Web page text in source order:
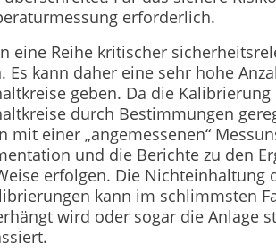
erforderlich.
eine Reihe kritischer
Es kann daher eine sehr hohe
geben. Da die
durch Bestimmungen
mit einer „angemessenen“
und die Berichte zu den
erfolgen. Die Nichteinhaltung
kann im schlimmsten
wird oder sogar die Anlage